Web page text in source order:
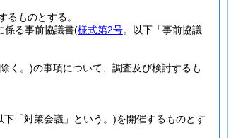
るものとする。
係る事前協議書(様式第2号。以下「事前協議
く。)の事項について、調査及び検討するも
下「対策会議」という。)を開催するものとす